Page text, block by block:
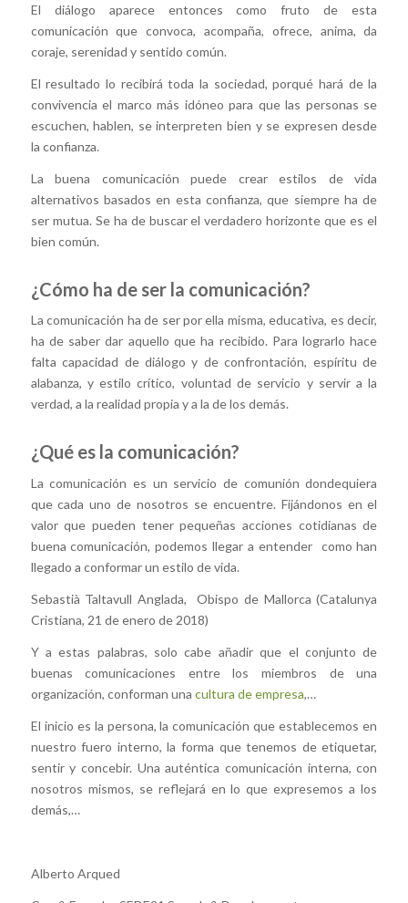
El diálogo aparece entonces como fruto de esta
comunicación que convoca, acompaña, ofrece, anima, da
coraje, serenidad y sentido común.
El resultado lo recibirá toda la sociedad, porqué hará de la
convivencia el marco más idóneo para que las personas se
escuchen, hablen, se interpreten bien y se expresen desde
la confianza.
La buena comunicación puede crear estilos de vida
alternativos basados en esta confianza, que siempre ha de
ser mutua. Se ha de buscar el verdadero horizonte que es el
bien común.
¿Cómo ha de ser la comunicación?
La comunicación ha de ser por ella misma, educativa, es decir,
ha de saber dar aquello que ha recibido. Para lograrlo hace
falta capacidad de diálogo y de confrontación, espíritu de
alabanza, y estilo crítico, voluntad de servicio y servir a la
verdad, a la realidad propia y a la de los demás.
¿Qué es la comunicación?
La comunicación es un servicio de comunión dondequiera
que cada uno de nosotros se encuentre. Fijándonos en el
valor que pueden tener pequeñas acciones cotidianas de
buena comunicación, podemos llegar a entender como han
llegado a conformar un estilo de vida.
Sebastià Taltavull Anglada, Obispo de Mallorca (Catalunya
Cristiana, 21 de enero de 2018)
Y a estas palabras, solo cabe añadir que el conjunto de
buenas comunicaciones entre los miembros de una
organización, conforman una cultura de empresa,…
El inicio es la persona, la comunicación que establecemos en
nuestro fuero interno, la forma que tenemos de etiquetar,
sentir y concebir. Una auténtica comunicación interna, con
nosotros mismos, se reflejará en lo que expresemos a los
demás,…
Alberto Arqued